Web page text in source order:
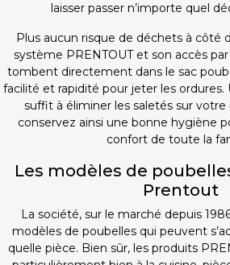
laisser passer n’importe quel
Plus aucun risque de déchets à côté
système PRENTOUT et son accès
tombent directement dans le sac
facilité et rapidité pour jeter les ordures.
suffit à éliminer les saletés sur votre
conservez ainsi une bonne hygiène
confort de toute la
Les modèles de
Prentout
La société, sur le marché depuis
modèles de poubelles qui peuvent
quelle pièce. Bien sûr, les produits